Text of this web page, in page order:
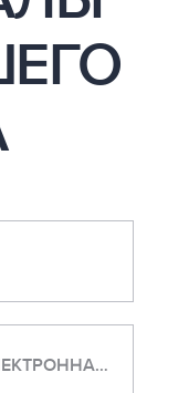
ЭЛЕКТРОННАЯ ПОЧТА